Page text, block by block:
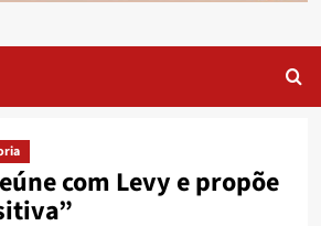
com Levy e propõe